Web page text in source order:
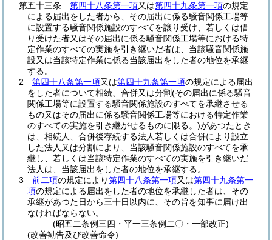
第五十三条
第四十八条第一項又は第四十九条第一項の規定
による届出をした者から、その届出に係る騒音関係工場等
に設置する騒音関係施設のすべてを譲り受け、若しくは借
り受けた者又はその届出に係る騒音関係工場等における特
定作業のすべての実施を引き継いだ者は、当該騒音関係施
設又は当該特定作業に係る当該届出をした者の地位を承継
する。
2
第四十八条第一項又は第四十九条第一項の規定による届出
をした者について相続、合併又は分割(その届出に係る騒音
関係工場等に設置する騒音関係施設のすべてを承継させる
もの又はその届出に係る騒音関係工場等における特定作業
のすべての実施を引き継がせるものに限る。)があつたとき
は、相続人、合併後存続する法人若しくは合併により設立
した法人又は分割により、当該騒音関係施設のすべてを承
継し、若しくは当該特定作業のすべての実施を引き継いだ
法人は、当該届出をした者の地位を承継する。
3
前二項の規定により第四十八条第一項又は第四十九条第一
項の規定による届出をした者の地位を承継した者は、その
承継があつた日から三十日以内に、その旨を知事に届け出
なければならない。
(昭五二条例三四・平一三条例二〇・一部改正)
(改善勧告及び改善命令)